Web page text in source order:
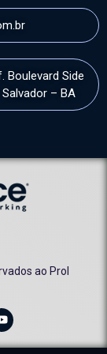
Boulevard Side
– BA
ao Prol